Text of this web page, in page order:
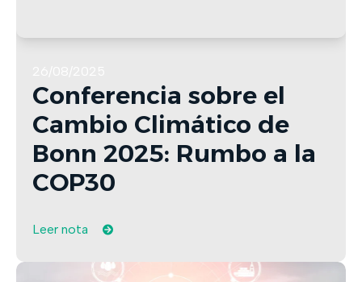
Conferencia sobre el
Cambio Climático de
Bonn 2025: Rumbo a la
COP30
Leer nota